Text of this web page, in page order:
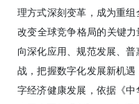
理方式深刻变革，成为重组
改变全球竞争格局的关键
向深化应用、规范发展、
战，把握数字化发展新机
字经济健康发展，依据《